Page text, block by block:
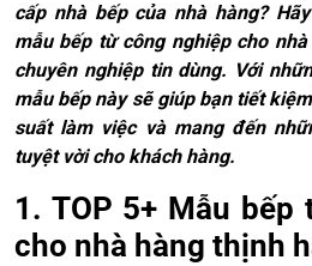
cấp nhà bếp của nhà hàng?
mẫu bếp từ công nghiệp cho
chuyên nghiệp tin dùng. Với
mẫu bếp này sẽ giúp bạn tiết
suất làm việc và mang đến
tuyệt vời cho khách hàng.
1. TOP 5+ Mẫu bếp
cho nhà hàng thịnh